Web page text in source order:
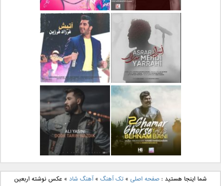
دانلود آهنگ جدید رضا
بهرام بنام نگار
دانلود آهنگ جدید علی
لهراسبی بنام صورت
دانلود آهنگ جدید مهدی
یراحی بنام اسرار
دانلود آهنگ جدید فرزاد
فرزین بنام آتیش
دانلود آهنگ جدید بهنام
بانی بنام قرص قمر 2
دانلود آهنگ جدید علی
یاسینی بنام دورترین نزدیک
شما اینجا هستید :صفحه اصلی »تک آهنگ »آهنگ شاد »عکس نوشته اربعین